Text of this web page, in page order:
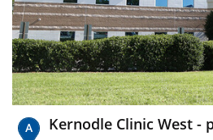
Kernodle Clinic West -